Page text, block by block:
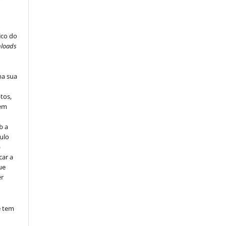
do
sua
a
a
tem